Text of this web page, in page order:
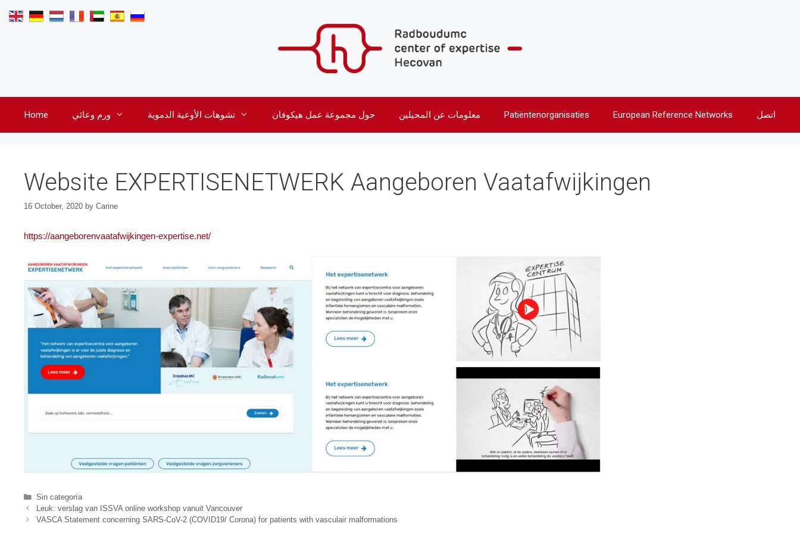
Home ورم وعائي تشوهات الأوعية الدموية حول مجموعة عمل هيكوفان معلومات عن المحيلين Patiëntenorganisaties European Reference Networks اتصل
Website EXPERTISENETWERK Aangeboren Vaatafwijkingen
16 October, 2020 by Carine
https://aangeborenvaatafwijkingen-expertise.net/
Categories
Sin categoría
Leuk: verslag van ISSVA online workshop vanuit Vancouver
VASCA Statement concerning SARS-CoV-2 (COVID19/ Corona) for patients with vasculair malformations